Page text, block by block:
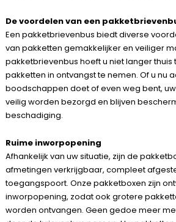
De voordelen van een
Een pakketbrievenbus biedt diverse
van pakketten gemakkelijker en veiliger
pakketbrievenbus hoeft u niet langer thuis
pakketten in ontvangst te nemen. Of u nu
boodschappen doet of even weg bent,
veilig worden bezorgd en blijven
beschadiging.
Ruime inworpopening
Afhankelijk van uw situatie, zijn de
afmetingen verkrijgbaar, compleet
toegangspoort. Onze pakketboxen zijn
inworpopening, zodat ook grotere
worden ontvangen. Geen gedoe meer